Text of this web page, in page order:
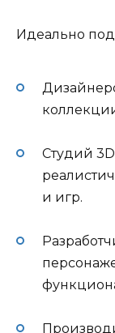
Идеально
Студий
и игр.